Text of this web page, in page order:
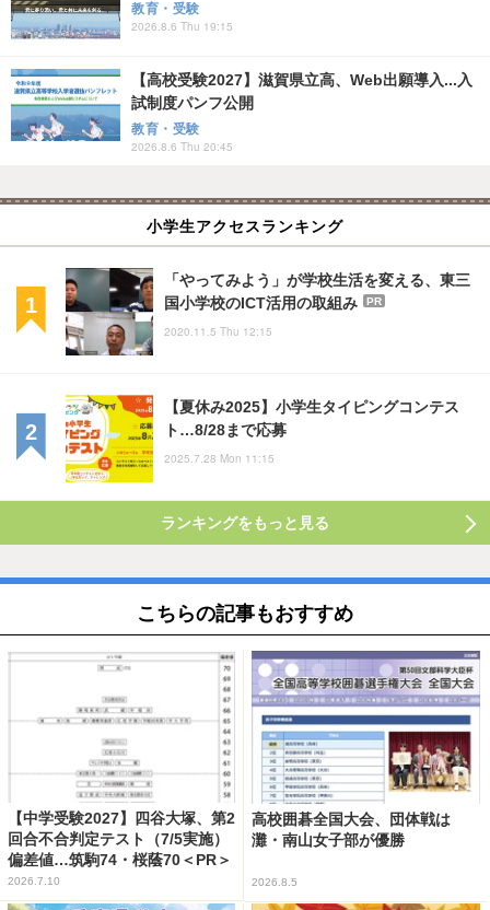
教育・受験
2026.8.6 Thu 19:15
【高校受験2027】滋賀県立高、Web出願導入...入
試制度パンフ公開
教育・受験
2026.8.6 Thu 20:45
小学生アクセスランキング
「やってみよう」が学校生活を変える、東三
国小学校のICT活用の取組み
PR
2020.11.5 Thu 12:15
【夏休み2025】小学生タイピングコンテス
ト…8/28まで応募
2025.7.28 Mon 11:15
ランキングをもっと見る
こちらの記事もおすすめ
【中学受験2027】四谷大塚、第2
回合不合判定テスト（7/5実施）
偏差値…筑駒74・桜蔭70＜PR＞
2026.7.10
高校囲碁全国大会、団体戦は
灘・南山女子部が優勝
2026.8.5